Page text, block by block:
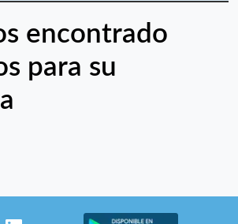
encontrado
para su